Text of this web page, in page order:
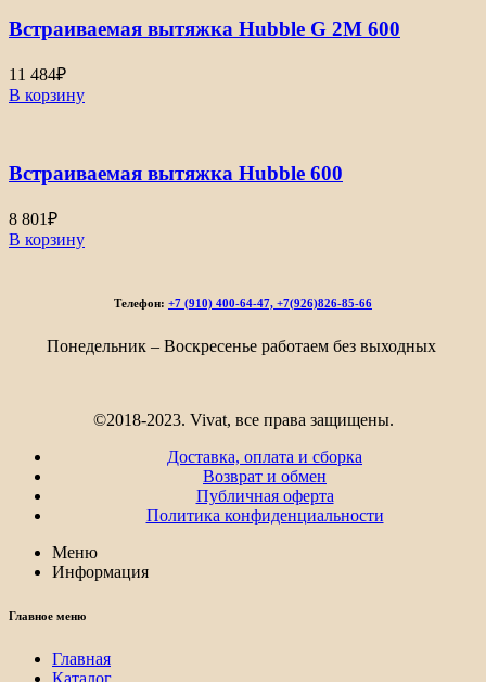
Встраиваемая вытяжка Hubble G 2M 600
11 484₽
В корзину
Встраиваемая вытяжка Hubble 600
8 801₽
В корзину
Телефон: +7 (910) 400-64-47, +7(926)826-85-66
Понедельник – Воскресенье работаем без выходных
©2018-2023. Vivat, все права защищены.
Доставка, оплата и сборка
Возврат и обмен
Публичная оферта
Политика конфиденциальности
Меню
Информация
Главное меню
Главная
Каталог